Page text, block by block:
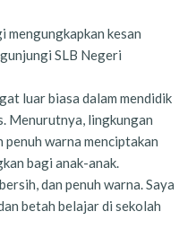
mengungkapkan kesan
SLB Negeri
luar biasa dalam mendidik
Menurutnya, lingkungan
penuh warna menciptakan
bagi anak-anak.
dan penuh warna. Saya
betah belajar di sekolah